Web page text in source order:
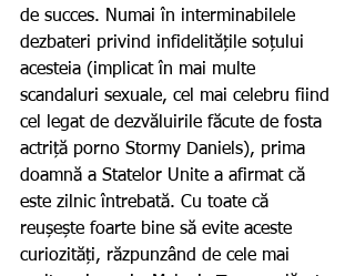
de succes. Numai în interminabilele
dezbateri privind infidelitățile soțului
acesteia (implicat în mai multe
scandaluri sexuale, cel mai celebru fiind
cel legat de dezvăluirile făcute de fosta
actriță porno Stormy Daniels), prima
doamnă a Statelor Unite a afirmat că
este zilnic întrebată. Cu toate că
reușește foarte bine să evite aceste
curiozități, răzpunzând de cele mai